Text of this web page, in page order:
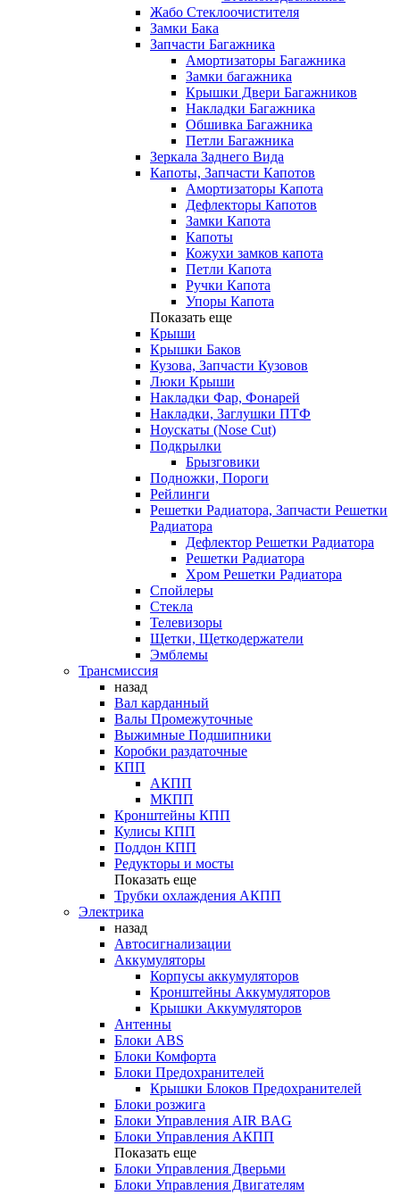
Жабо Стеклоочистителя
Замки Бака
Запчасти Багажника
Амортизаторы Багажника
Замки багажника
Крышки Двери Багажников
Накладки Багажника
Обшивка Багажника
Петли Багажника
Зеркала Заднего Вида
Капоты, Запчасти Капотов
Амортизаторы Капота
Дефлекторы Капотов
Замки Капота
Капоты
Кожухи замков капота
Петли Капота
Ручки Капота
Упоры Капота
Показать еще
Крыши
Крышки Баков
Кузова, Запчасти Кузовов
Люки Крыши
Накладки Фар, Фонарей
Накладки, Заглушки ПТФ
Ноускаты (Nose Cut)
Подкрылки
Брызговики
Подножки, Пороги
Рейлинги
Решетки Радиатора, Запчасти Решетки
Радиатора
Дефлектор Решетки Радиатора
Решетки Радиатора
Хром Решетки Радиатора
Спойлеры
Стекла
Телевизоры
Щетки, Щеткодержатели
Эмблемы
Трансмиссия
назад
Вал карданный
Валы Промежуточные
Выжимные Подшипники
Коробки раздаточные
КПП
АКПП
МКПП
Кронштейны КПП
Кулисы КПП
Поддон КПП
Редукторы и мосты
Показать еще
Трубки охлаждения АКПП
Электрика
назад
Автосигнализации
Аккумуляторы
Корпусы аккумуляторов
Кронштейны Аккумуляторов
Крышки Аккумуляторов
Антенны
Блоки ABS
Блоки Комфорта
Блоки Предохранителей
Крышки Блоков Предохранителей
Блоки розжига
Блоки Управления AIR BAG
Блоки Управления АКПП
Показать еще
Блоки Управления Дверьми
Блоки Управления Двигателям